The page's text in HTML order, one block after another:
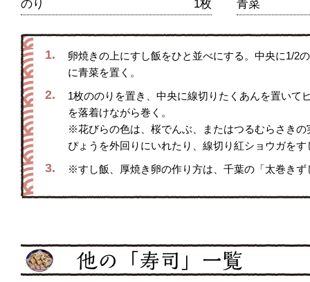
のり
1枚 青菜
1.
卵焼きの上にすし飯をひと並べにする。中央に1/2
に青菜を置く。
2.
1枚ののりを置き、中央に線切りたくあんを置いて
を落着けながら巻く。
※花びらの色は、桜でんぶ、またはつるむらさき
ぴょうを外回りにいれたり、線切り紅ショウガを
3. ※すし飯、厚焼き卵の作り方は、千葉の「太巻きず